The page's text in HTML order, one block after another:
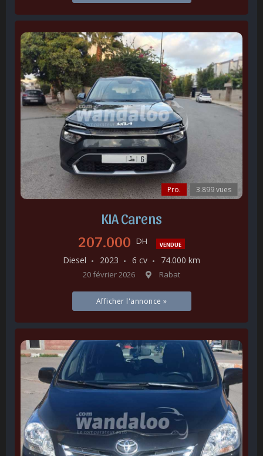
Pro. 3.899 vues
KIA Carens
207.000 DH VENDUE
Diesel 2023 6 cv 74.000 km
20 février 2026 Rabat
Afficher l'annonce »